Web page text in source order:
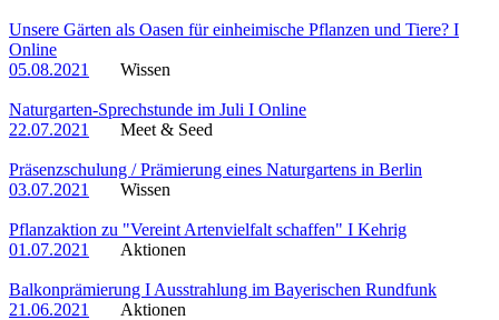
Unsere Gärten als Oasen für einheimische Pflanzen und Tiere? I
Online
05.08.2021
Wissen
Naturgarten-Sprechstunde im Juli I Online
22.07.2021
Meet & Seed
Präsenzschulung / Prämierung eines Naturgartens in Berlin
03.07.2021
Wissen
Pflanzaktion zu "Vereint Artenvielfalt schaffen" I Kehrig
01.07.2021
Aktionen
Balkonprämierung I Ausstrahlung im Bayerischen Rundfunk
21.06.2021
Aktionen